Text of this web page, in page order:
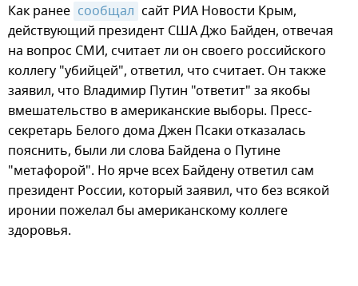
Как ранее сообщал сайт РИА Новости Крым,
действующий президент США Джо Байден, отвечая
на вопрос СМИ, считает ли он своего российского
коллегу "убийцей", ответил, что считает. Он также
заявил, что Владимир Путин "ответит" за якобы
вмешательство в американские выборы. Пресс-
секретарь Белого дома Джен Псаки отказалась
пояснить, были ли слова Байдена о Путине
"метафорой". Но ярче всех Байдену ответил сам
президент России, который заявил, что без всякой
иронии пожелал бы американскому коллеге
здоровья.